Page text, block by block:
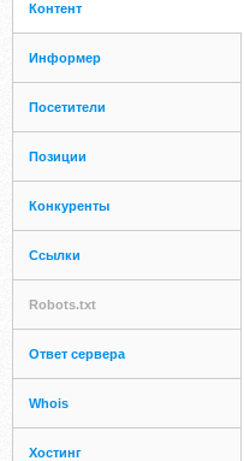
Контент
Информер
Посетители
Позиции
Конкуренты
Ссылки
Robots.txt
Ответ сервера
Whois
Хостинг